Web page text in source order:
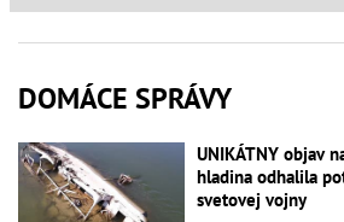
DOMÁCE SPRÁVY
UNIKÁTNY objav
hladina odhalila
svetovej vojny